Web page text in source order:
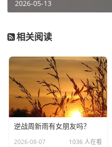
2026-05-13
相关阅读
逆战周新雨有女朋友吗？
2026-08-07 1036 人在看